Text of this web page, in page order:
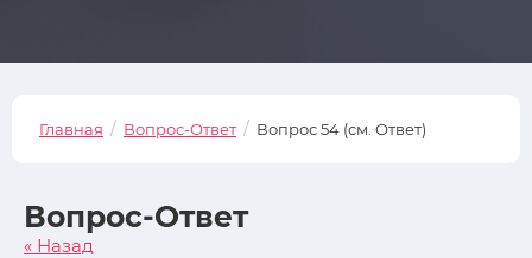
Главная / Вопрос-Ответ / Вопрос 54 (см. Ответ)
Вопрос-Ответ
« Назад